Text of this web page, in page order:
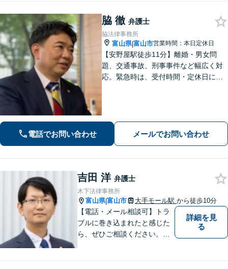
脇 徹 弁護士
脇法律事務所
富山県|富山市営業時間：本日定休日
【安野屋駅徒歩11分】離婚・男女問
題、交通事故、刑事事件など幅広く対
応。緊急時は、受付時間・定休日に関
相談可】
電話でお問い合わせ メールでお問い合わせ
吉田 洋 弁護士
木下法律事務所
富山県|富山市 大手モール駅 から徒歩10分
【電話・メール相談可】トラ
ブルに巻き込まれたと感じた
ら、ぜひご相談ください。離
詳細を見
る